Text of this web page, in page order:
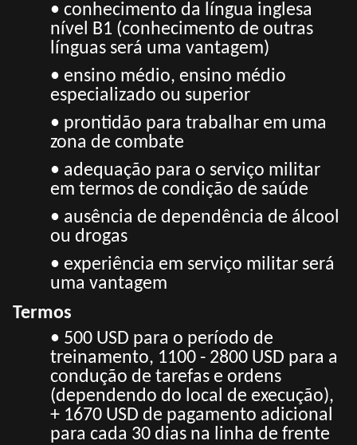
• conhecimento da língua inglesa
nível B1 (conhecimento de outras
línguas será uma vantagem)
• ensino médio, ensino médio
especializado ou superior
• prontidão para trabalhar em uma
zona de combate
• adequação para o serviço militar
em termos de condição de saúde
• ausência de dependência de álcool
ou drogas
• experiência em serviço militar será
uma vantagem
Termos
• 500 USD para o período de
treinamento, 1100 - 2800 USD para a
condução de tarefas e ordens
(dependendo do local de execução),
+ 1670 USD de pagamento adicional
para cada 30 dias na linha de frente